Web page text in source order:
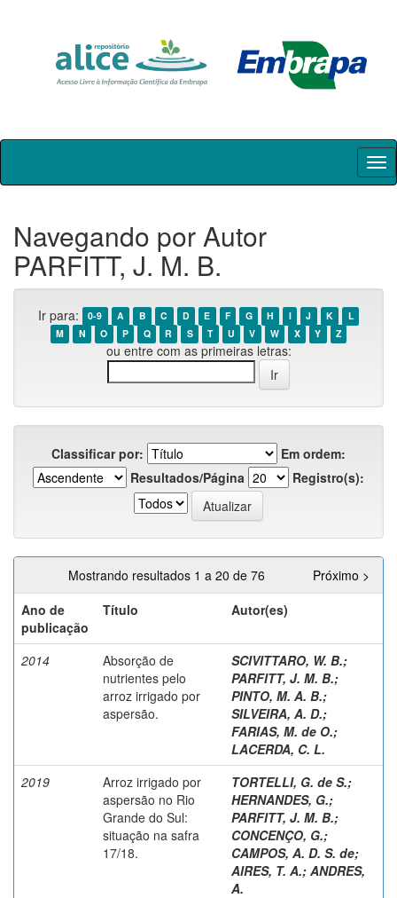
Skip
Navegando por Autor
PARFITT, J. M. B.
Ir para: 0-9 A B C D E F G H I J K
L
M
N O P Q R S T U V W X Y Z
ou entre com as primeiras letras:
Classificar por:
Em ordem:
Resultados/Página
Registro(s):
Mostrando resultados 1 a 20 de 76
Próximo >
Ano de
publicação
Título Autor(es)
2014
Absorção de
nutrientes pelo
arroz irrigado por
aspersão.
SCIVITTARO, W. B.;
PARFITT, J. M. B.;
PINTO, M. A. B.;
SILVEIRA, A. D.;
FARIAS, M. de O.;
LACERDA, C. L.
2019
Arroz irrigado por
aspersão no Rio
Grande do Sul:
situação na safra
17/18.
TORTELLI, G. de S.;
HERNANDES, G.;
PARFITT, J. M. B.;
CONCENÇO, G.;
CAMPOS, A. D. S. de;
AIRES, T. A.; ANDRES,
A.